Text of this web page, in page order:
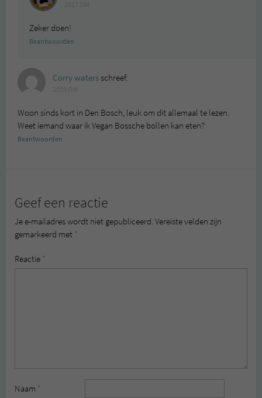
Zeker doen!
Beantwoorden
Corry watersschreef:
Woon sinds kort in Den Bosch, leuk om dit allemaal te lezen.
Weet iemand waar ik Vegan Bossche bollen kan eten?
Beantwoorden
Geef een reactie
Je e-mailadres wordt niet gepubliceerd. Vereiste velden zijn
gemarkeerd met *
Reactie *
Naam *